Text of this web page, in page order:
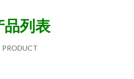
品列表
PRODUCT